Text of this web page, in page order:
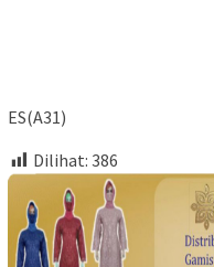
ES(A31)
Dilihat: 386